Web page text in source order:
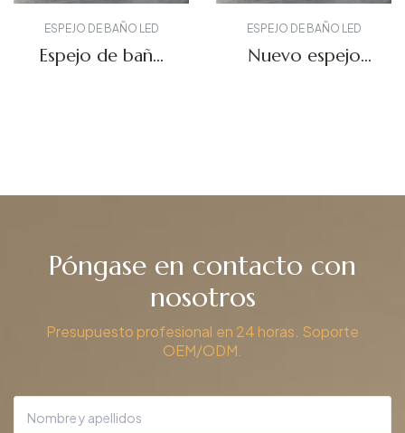
ESPEJO DE BAÑO LED
Espejo de baño
ESPEJO DE BAÑO LED
Nuevo espejo
Póngase en contacto con
nosotros
Presupuesto profesional en 24 horas. Soporte
OEM/ODM.